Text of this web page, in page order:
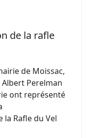
de la rafle
de Moissac,
Albert Perelman
ont représenté
Rafle du Vel